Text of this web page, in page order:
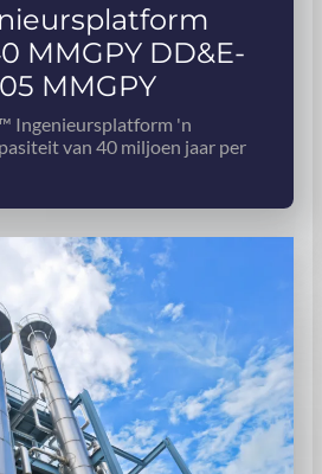
MMGPY DD&E-
MMGPY
Ingenieursplatform 'n
van 40 miljoen jaar per